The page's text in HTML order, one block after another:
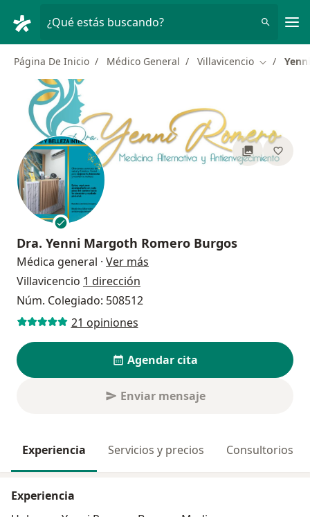
¿Qué estás buscando?
Página De Inicio Médico General Villavicencio Cambiar
Dra. Yenni Margoth Romero Burgos
Médica general · Ver más
Villavicencio 1 dirección
Núm. Colegiado: 508512
21 opiniones
Agendar cita
Enviar mensaje
Experiencia Servicios y precios Consultorios
Experiencia